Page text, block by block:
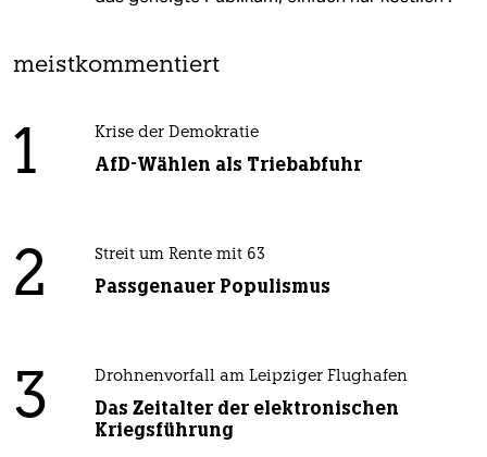
meistkommentiert
1 Krise der Demokratie
AfD-Wählen als Triebabfuhr
2 Streit um Rente mit 63
Passgenauer Populismus
3 Drohnenvorfall am Leipziger Flughafen
Das Zeitalter der elektronischen
Kriegsführung